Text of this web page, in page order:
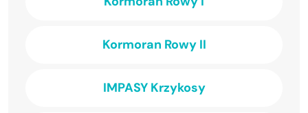
Kormoran Rowy II
IMPASY Krzykosy